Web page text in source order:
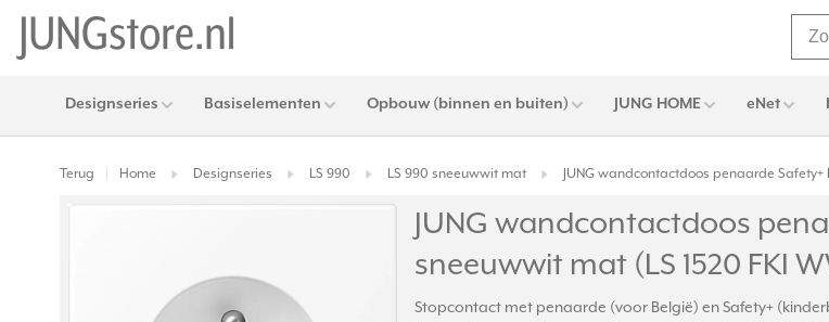
Designseries Basiselementen Opbouw (binnen en buiten) JUNG HOME eNet
Terug Home Designseries LS 990 LS 990 sneeuwwit mat JUNG wandcontactdoos penaarde Safety+
JUNG wandcontactdoos
sneeuwwit mat (LS 1520 FKI
Stopcontact met penaarde (voor België) en Safety+